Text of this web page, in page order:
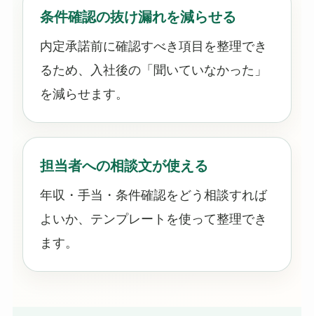
条件確認の抜け漏れを減らせる
内定承諾前に確認すべき項目を整理でき
るため、入社後の「聞いていなかった」
を減らせます。
担当者への相談文が使える
年収・手当・条件確認をどう相談すれば
よいか、テンプレートを使って整理でき
ます。